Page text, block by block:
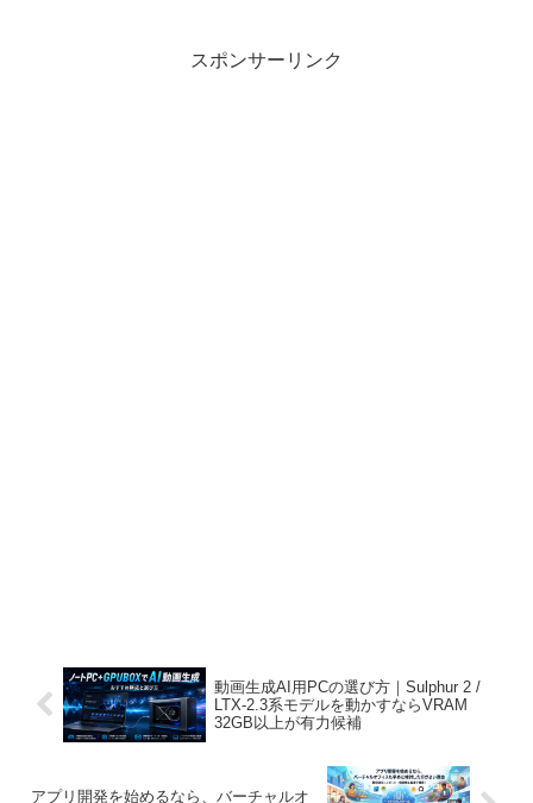
スポンサーリンク
動画生成AI用PCの選び方｜Sulphur 2 /
LTX-2.3系モデルを動かすならVRAM
32GB以上が有力候補
アプリ開発を始めるなら、バーチャルオ